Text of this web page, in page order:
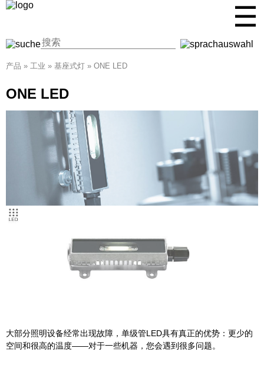
☰
产品 » 工业 » 基座式灯 » ONE LED
ONE LED
大部分照明设备经常出现故障，单级管LED具有真正的优势：更少的
空间和很高的温度——对于一些机器，您会遇到很多问题。